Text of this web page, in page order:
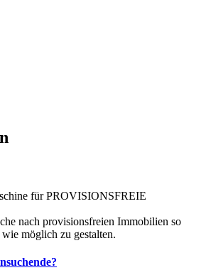
für PROVISIONSFREIE
nach provisionsfreien Immobilien so
wie möglich zu gestalten.